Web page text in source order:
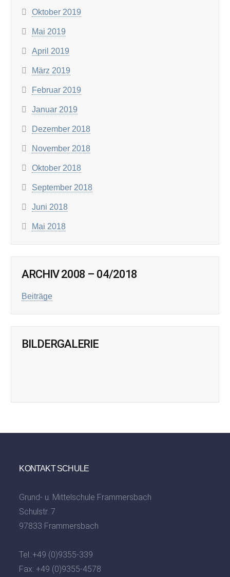
Oktober 2019
Mai 2019
April 2019
März 2019
Februar 2019
Januar 2019
Dezember 2018
November 2018
Oktober 2018
September 2018
Juni 2018
Mai 2018
ARCHIV 2008 – 04/2018
Beiträge
BILDERGALERIE
KONTAKT SCHULE
Grund- u. Mittelschule Frammersbach
Schulstr. 7
97833 Frammersbach
Tel.:+49 (0)9355-339
Fax: +49 (0)9355-4578